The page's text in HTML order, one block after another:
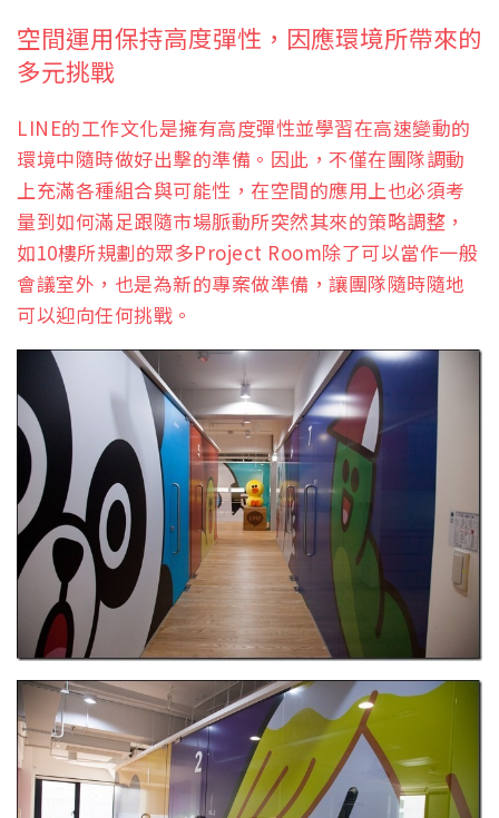
空間運用保持高度彈性，因應環境所帶來的
多元挑戰
LINE的工作文化是擁有高度彈性並學習在高速變動的
環境中隨時做好出擊的準備。因此，不僅在團隊調動
上充滿各種組合與可能性，在空間的應用上也必須考
量到如何滿足跟隨市場脈動所突然其來的策略調整，
如10樓所規劃的眾多Project Room除了可以當作一般
會議室外，也是為新的專案做準備，讓團隊隨時隨地
可以迎向任何挑戰。